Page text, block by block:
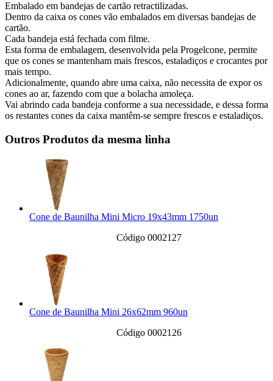
Embalado em bandejas de cartão retractilizadas.
Dentro da caixa os cones vão embalados em diversas bandejas de
cartão.
Cada bandeja está fechada com filme.
Esta forma de embalagem, desenvolvida pela Progelcone, permite
que os cones se mantenham mais frescos, estaladiços e crocantes por
mais tempo.
Adicionalmente, quando abre uma caixa, não necessita de expor os
cones ao ar, fazendo com que a bolacha amoleça.
Vai abrindo cada bandeja conforme a sua necessidade, e dessa forma
os restantes cones da caixa mantêm-se sempre frescos e estaladiços.
Outros Produtos da mesma linha
Cone de Baunilha Mini Micro 19x43mm 1750un
Código 0002127
Cone de Baunilha Mini 26x62mm 960un
Código 0002126